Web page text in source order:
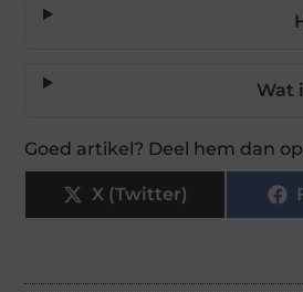
Wat
Goed artikel? Deel hem dan
X (Twitter)